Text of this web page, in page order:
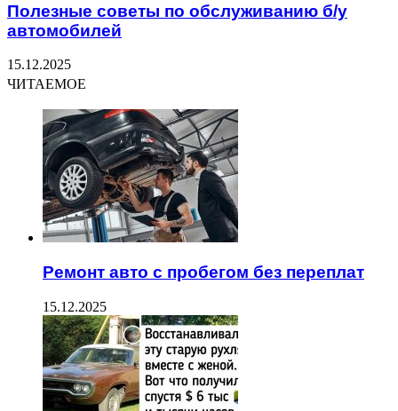
Полезные советы по обслуживанию б/у
автомобилей
15.12.2025
ЧИТАЕМОЕ
Ремонт авто с пробегом без переплат
15.12.2025